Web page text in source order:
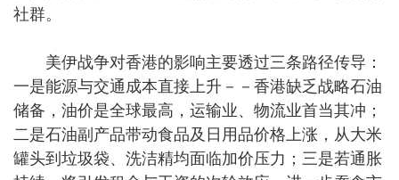
社群。
美伊战争对香港的影响主要透过三条路径传导：
一是能源与交通成本直接上升－－香港缺乏战略石油
储备，油价是全球最高，运输业、物流业首当其冲；
二是石油副产品带动食品及日用品价格上涨，从大米
罐头到垃圾袋、洗洁精均面临加价压力；三是若通胀